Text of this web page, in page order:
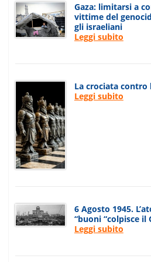
Gaza: limitarsi a
vittime del
gli israeliani
Leggi subito
La crociata contro
Leggi subito
6 Agosto 1945.
“buoni “colpisce il
Leggi subito